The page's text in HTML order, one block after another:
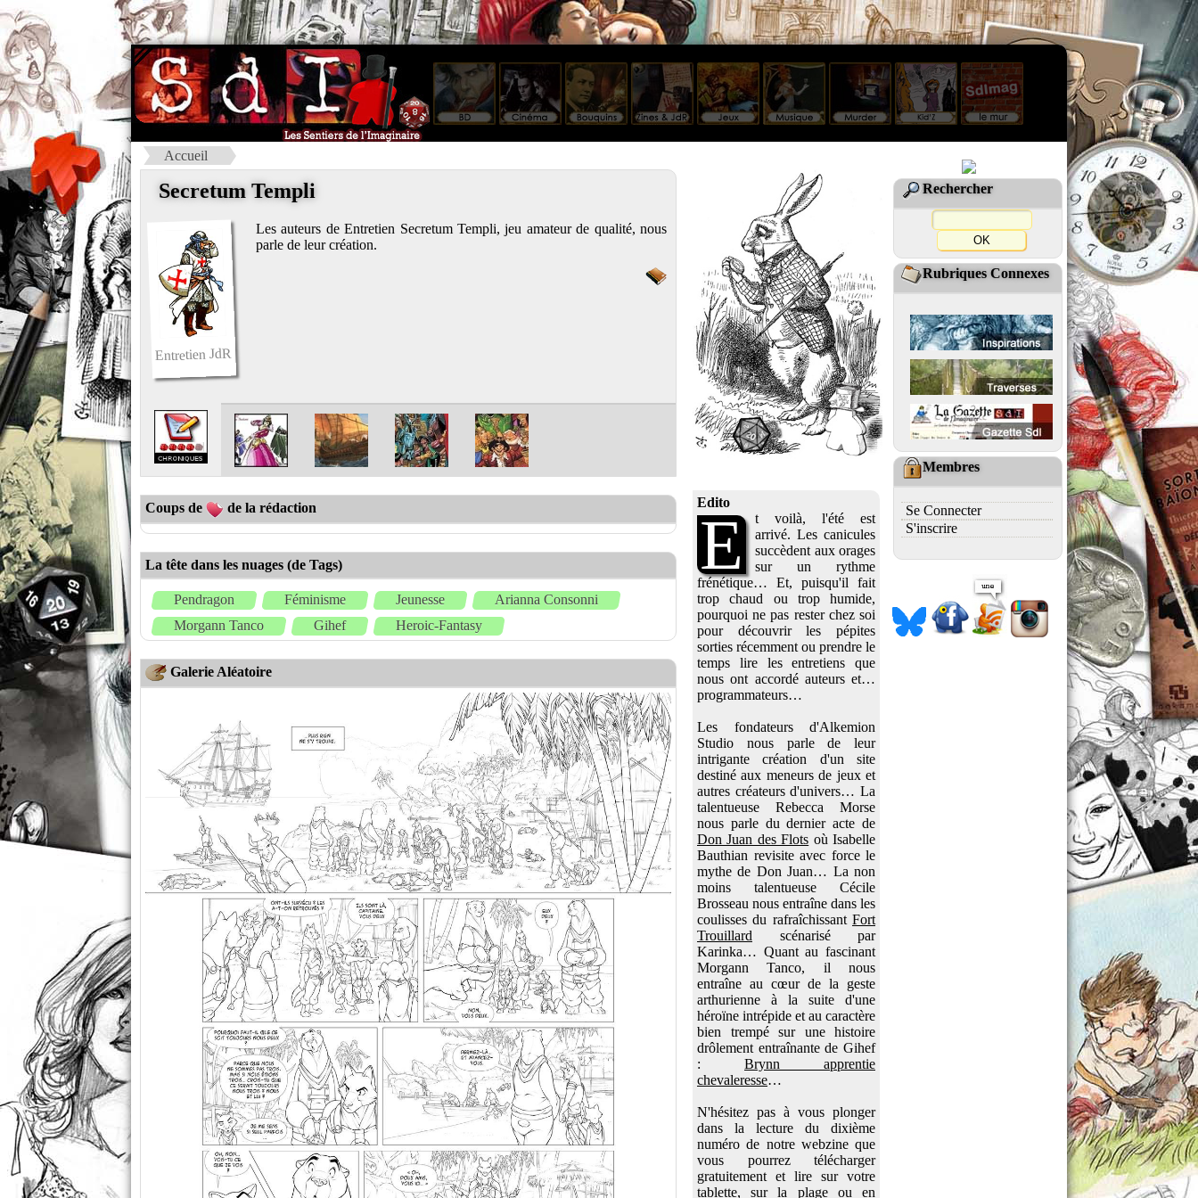
Accueil
Edito
E
t voilà, l'été est
arrivé. Les canicules
succèdent aux orages
sur un rythme
frénétique… Et, puisqu'il fait
trop chaud ou trop humide,
pourquoi ne pas rester chez soi
pour découvrir les pépites
sorties récemment ou prendre le
temps lire les entretiens que
nous ont accordé auteurs et…
programmateurs…
Les fondateurs d'Alkemion
Studio nous parle de leur
intrigante création d'un site
destiné aux meneurs de jeux et
autres créateurs d'univers… La
talentueuse Rebecca Morse
nous parle du dernier acte de
Don Juan des Flots où Isabelle
Bauthian revisite avec force le
mythe de Don Juan… La non
moins talentueuse Cécile
Brosseau nous entraîne dans les
coulisses du rafraîchissant Fort
Trouillard scénarisé par
Karinka… Quant au fascinant
Morgann Tanco, il nous
entraîne au cœur de la geste
arthurienne à la suite d'une
héroïne intrépide et au caractère
bien trempé sur une histoire
drôlement entraînante de Gihef
: Brynn apprentie
chevaleresse…
N'hésitez pas à vous plonger
dans la lecture du dixième
numéro de notre webzine que
vous pourrez télécharger
gratuitement et lire sur votre
tablette, sur la plage ou en
Secretum Templi
Entretien JdR
Les auteurs de Entretien Secretum Templi, jeu amateur de qualité, nous
parle de leur création.
Coups de de la rédaction
La tête dans les nuages (de Tags)
Pendragon Féminisme Jeunesse
Arianna Consonni
Morgann Tanco
Gihef Heroic-Fantasy
Galerie Aléatoire
Rechercher
Rubriques Connexes
Membres
Se Connecter
S'inscrire